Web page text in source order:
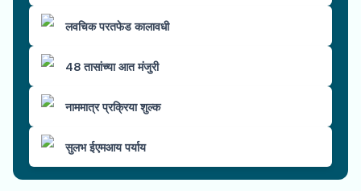
लवचिक परतफेड कालावधी
48 तासांच्या आत मंजुरी
नाममात्र प्रक्रिया शुल्क
सुलभ ईएमआय पर्याय